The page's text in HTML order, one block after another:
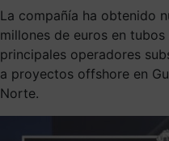
La compañía ha obtenido
millones de euros en
principales operadores
a proyectos offshore en
Norte.